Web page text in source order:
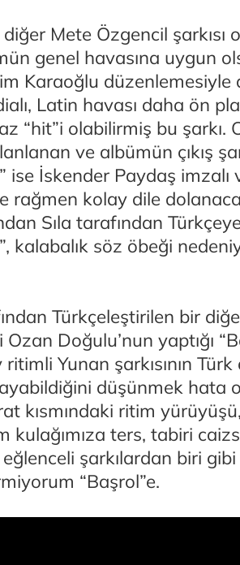
Mete Özgencil şarkısı
genel havasına uygun
Karaoğlu düzenlemesiyle
Latin havası daha ön
“hit”i olabilirmiş bu şarkı.
ve albümün çıkış
ise İskender Paydaş imzalı
rağmen kolay dile
Sıla tarafından
kalabalık söz öbeği
Türkçeleştirilen bir
Doğulu’nun yaptığı
Yunan şarkısının
düşünmek hata
kısmındaki ritim
kulağımıza ters, tabiri
şarkılardan biri
“Başrol”e.